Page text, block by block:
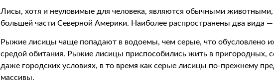
Лисы, хотя и неуловимые для человека, являются обычными
большей части Северной Америки. Наиболее распространены два вида —
Рыжие лисицы чаще попадают в водоемы, чем серые, что обусловлено
средой обитания. Рыжие лисицы приспособились жить в пригородных,
даже городских условиях, в то время как серые лисицы по-прежнему
массивы.